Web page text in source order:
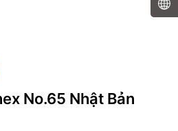
No.65 Nhật Bản